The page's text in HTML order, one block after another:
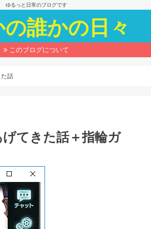
ゆるっと日常のブログです
の誰かの日々
このブログについて
た話
げてきた話＋指輪ガ